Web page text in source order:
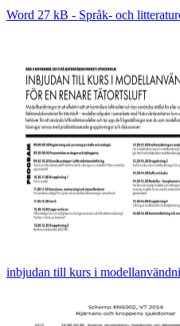
Word 27 kB - Språk- och
inbjudan till kurs i